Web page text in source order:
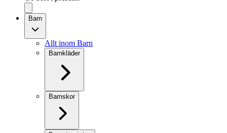
Barn
Allt inom Barn
Barnkläder
Barnskor